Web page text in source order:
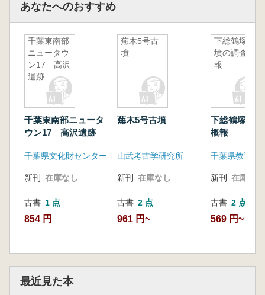
あなたへのおすすめ
千葉東南部
ニュータウ
ン17 高沢
遺跡
千葉東南部ニュータ
ウン17 高沢遺跡
千葉県文化財センター
新刊 在庫なし
古書 1 点
854 円
蕪木5号古
墳
蕪木5号古墳
山武考古学研究所
新刊 在庫なし
古書 2 点
961 円~
下総鶴塚古
墳の調査概
報
下総鶴塚古
概報
千葉県教育委
新刊 在庫なし
古書 2 点
569 円~
最近見た本